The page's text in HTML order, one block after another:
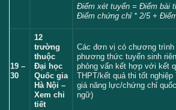
Điểm xét tuyển = Điểm bài
Điểm chứng chỉ * 2/5 +
19 –
30
12
trường
thuộc
Đại học
Quốc gia
Hà Nội –
Xem chi
tiết
Các đơn vị có chương trình
phương thức tuyển sinh
phỏng vấn kết hợp với kết
THPT/kết quả thi tốt
giá năng lực/chứng chỉ
ngữ)